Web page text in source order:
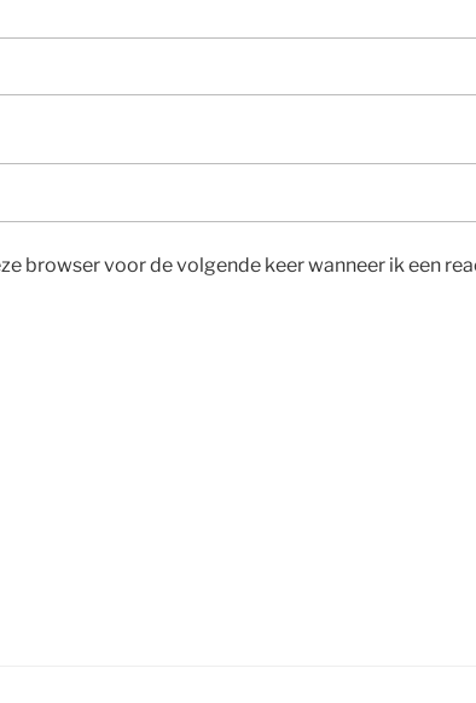
browser voor de volgende keer wanneer ik een